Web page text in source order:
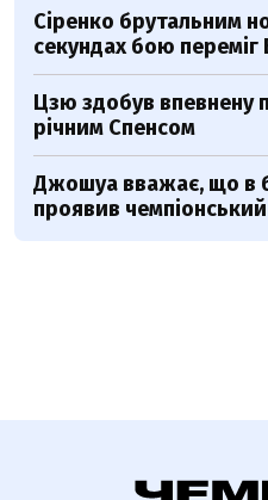
Сіренко брутальним
секундах бою переміг
Цзю здобув впевнену
річним Спенсом
Джошуа вважає, що в
проявив